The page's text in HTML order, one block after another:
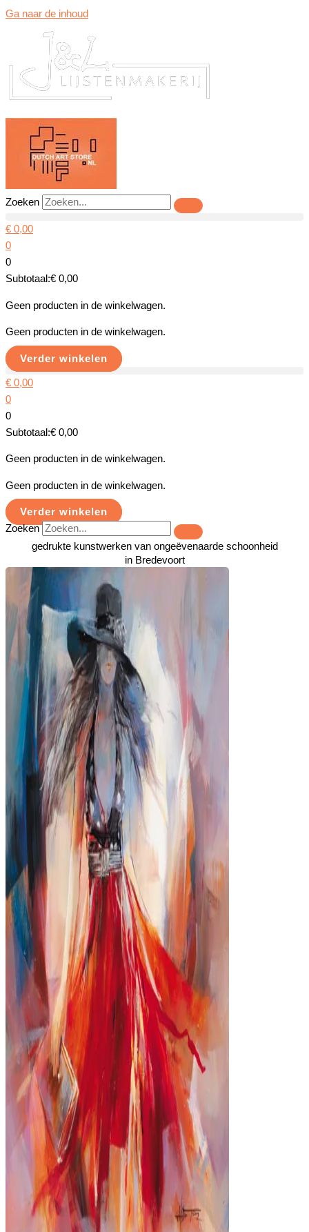
Ga naar de inhoud
Zoeken
€ 0,00
0
0
Subtotaal:€ 0,00
Geen producten in de winkelwagen.
Geen producten in de winkelwagen.
Verder winkelen
€ 0,00
0
0
Subtotaal:€ 0,00
Geen producten in de winkelwagen.
Geen producten in de winkelwagen.
Verder winkelen
Zoeken
gedrukte kunstwerken van ongeëvenaarde schoonheid
in Bredevoort